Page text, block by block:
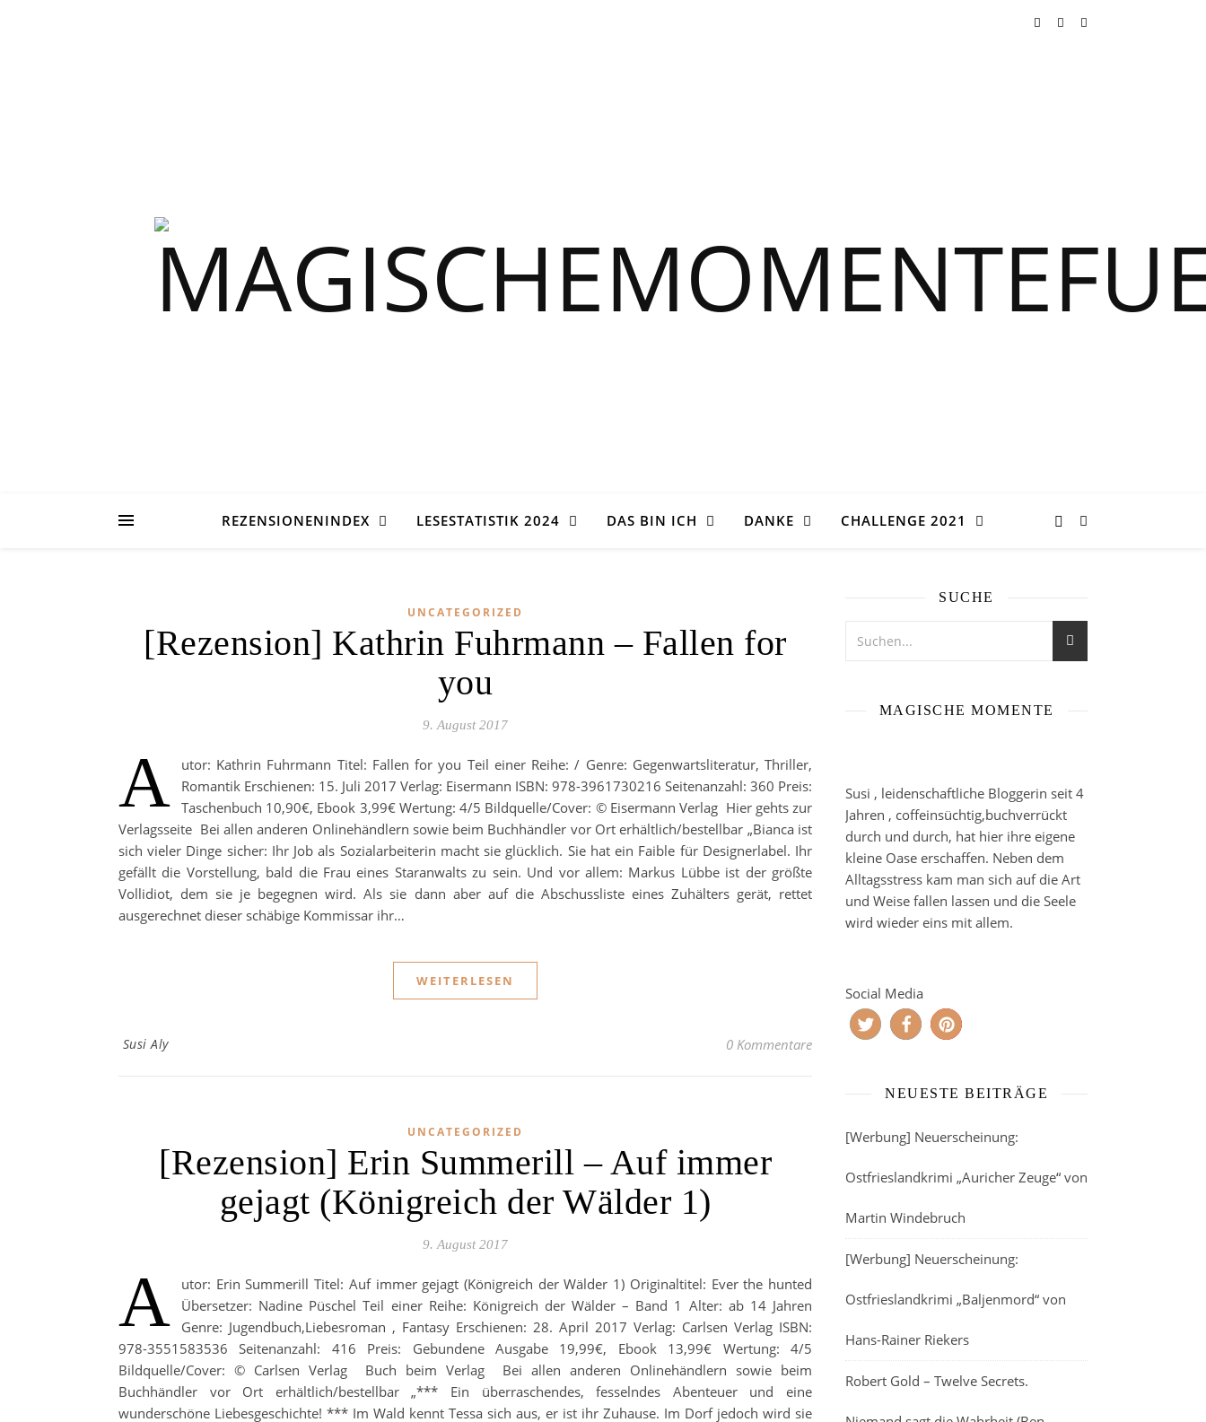
REZENSIONENINDEX LESESTATISTIK 2024 DAS BIN ICH DANKE CHALLENGE 2021
UNCATEGORIZED
[Rezension] Kathrin Fuhrmann – Fallen for
you
9. August 2017
A
utor: Kathrin Fuhrmann Titel: Fallen for you Teil einer Reihe: / Genre: Gegenwartsliteratur, Thriller,
Romantik Erschienen: 15. Juli 2017 Verlag: Eisermann ISBN: 978-3961730216 Seitenanzahl: 360 Preis:
Taschenbuch 10,90€, Ebook 3,99€ Wertung: 4/5 Bildquelle/Cover: © Eisermann Verlag Hier gehts zur
Verlagsseite Bei allen anderen Onlinehändlern sowie beim Buchhändler vor Ort erhältlich/bestellbar „Bianca ist
sich vieler Dinge sicher: Ihr Job als Sozialarbeiterin macht sie glücklich. Sie hat ein Faible für Designerlabel. Ihr
gefällt die Vorstellung, bald die Frau eines Staranwalts zu sein. Und vor allem: Markus Lübbe ist der größte
Vollidiot, dem sie je begegnen wird. Als sie dann aber auf die Abschussliste eines Zuhälters gerät, rettet
ausgerechnet dieser schäbige Kommissar ihr…
WEITERLESEN
Susi Aly 0 Kommentare
UNCATEGORIZED
[Rezension] Erin Summerill – Auf immer
gejagt (Königreich der Wälder 1)
9. August 2017
A
utor: Erin Summerill Titel: Auf immer gejagt (Königreich der Wälder 1) Originaltitel: Ever the hunted
Übersetzer: Nadine Püschel Teil einer Reihe: Königreich der Wälder – Band 1 Alter: ab 14 Jahren
Genre: Jugendbuch,Liebesroman , Fantasy Erschienen: 28. April 2017 Verlag: Carlsen Verlag ISBN:
978-3551583536 Seitenanzahl: 416 Preis: Gebundene Ausgabe 19,99€, Ebook 13,99€ Wertung: 4/5
Bildquelle/Cover: © Carlsen Verlag Buch beim Verlag Bei allen anderen Onlinehändlern sowie beim
Buchhändler vor Ort erhältlich/bestellbar „*** Ein überraschendes, fesselndes Abenteuer und eine
wunderschöne Liebesgeschichte! *** Im Wald kennt Tessa sich aus, er ist ihr Zuhause. Im Dorf jedoch wird sie
SUCHE
MAGISCHE MOMENTE
Susi , leidenschaftliche Bloggerin seit 4
Jahren , coffeinsüchtig,buchverrückt
durch und durch, hat hier ihre eigene
kleine Oase erschaffen. Neben dem
Alltagsstress kam man sich auf die Art
und Weise fallen lassen und die Seele
wird wieder eins mit allem.
Social Media
NEUESTE BEITRÄGE
[Werbung] Neuerscheinung:
Ostfrieslandkrimi „Auricher Zeuge“ von
Martin Windebruch
[Werbung] Neuerscheinung:
Ostfrieslandkrimi „Baljenmord“ von
Hans-Rainer Riekers
Robert Gold – Twelve Secrets.